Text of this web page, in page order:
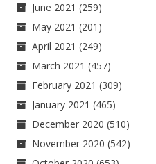
June 2021 (259)
May 2021 (201)
April 2021 (249)
March 2021 (457)
February 2021 (309)
January 2021 (465)
December 2020 (510)
November 2020 (542)